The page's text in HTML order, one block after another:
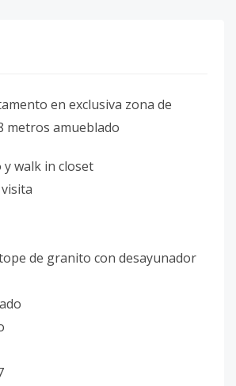
en exclusiva zona de
metros amueblado
y walk in closet
de granito con desayunador